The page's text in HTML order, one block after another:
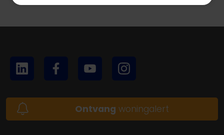
Ontvang woningalert